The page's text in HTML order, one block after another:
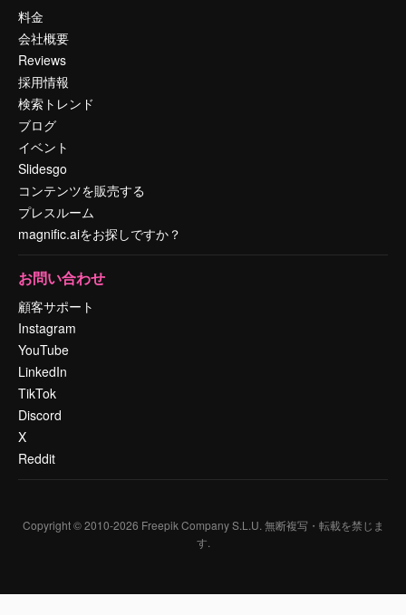
料金
会社概要
Reviews
採用情報
検索トレンド
ブログ
イベント
Slidesgo
コンテンツを販売する
プレスルーム
magnific.aiをお探しですか？
お問い合わせ
顧客サポート
Instagram
YouTube
LinkedIn
TikTok
Discord
X
Reddit
Copyright © 2010-2026 Freepik Company S.L.U. 無断複写・転載を禁じま
す.